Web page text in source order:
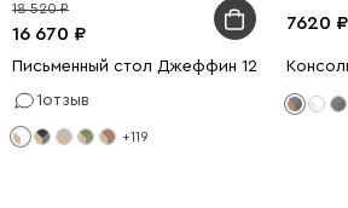
16 670
18 520
Письменный стол Джеффин 120x62
1отзыв
+119
7620